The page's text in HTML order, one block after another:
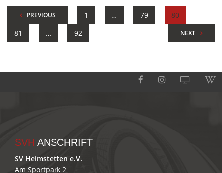
PREVIOUS 1 … 79
80
81
… 92 NEXT
SVH ANSCHRIFT
SV Heimstetten e.V.
Am Sportpark 2